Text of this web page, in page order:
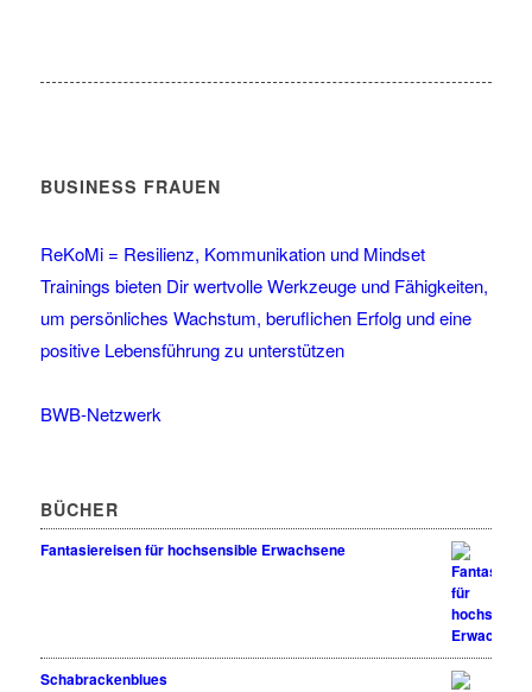
BUSINESS FRAUEN
ReKoMi = Resilienz, Kommunikation und Mindset
Trainings bieten Dir wertvolle Werkzeuge und Fähigkeiten,
um persönliches Wachstum, beruflichen Erfolg und eine
positive Lebensführung zu unterstützen
BWB-Netzwerk
BÜCHER
Fantasiereisen für hochsensible Erwachsene
Schabrackenblues